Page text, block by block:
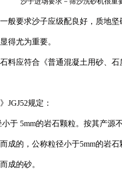
要求沙子应级配良好，质地坚
显得尤为重要。
料应符合《普通混凝土用砂、石
JGJ52规定：
于 5mm的岩石颗粒。按其产源
成的，公称粒径小于5mm的岩石
成的砂。